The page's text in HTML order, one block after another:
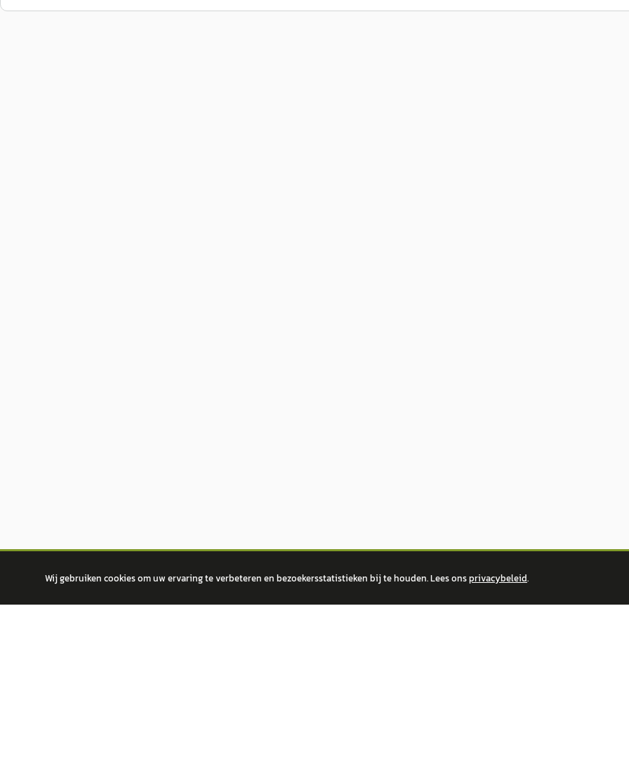
Wij gebruiken cookies om uw ervaring te verbeteren en bezoekersstatistieken bij te houden. Lees onsprivacybeleid.